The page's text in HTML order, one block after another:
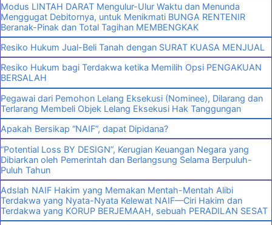
Modus LINTAH DARAT Mengulur-Ulur Waktu dan Menunda
Menggugat Debitornya, untuk Menikmati BUNGA RENTENIR
Beranak-Pinak dan Total Tagihan MEMBENGKAK
Resiko Hukum Jual-Beli Tanah dengan SURAT KUASA MENJUAL
Resiko Hukum bagi Terdakwa ketika Memilih Opsi PENGAKUAN
BERSALAH
Pegawai dari Pemohon Lelang Eksekusi (Nominee), Dilarang dan
Terlarang Membeli Objek Lelang Eksekusi Hak Tanggungan
Apakah Bersikap “NAIF”, dapat Dipidana?
“Potential Loss BY DESIGN”, Kerugian Keuangan Negara yang
Dibiarkan oleh Pemerintah dan Berlangsung Selama Berpuluh-
Puluh Tahun
Adslah NAIF Hakim yang Memakan Mentah-Mentah Alibi
Terdakwa yang Nyata-Nyata Kelewat NAIF—Ciri Hakim dan
Terdakwa yang KORUP BERJEMAAH, sebuah PERADILAN SESAT